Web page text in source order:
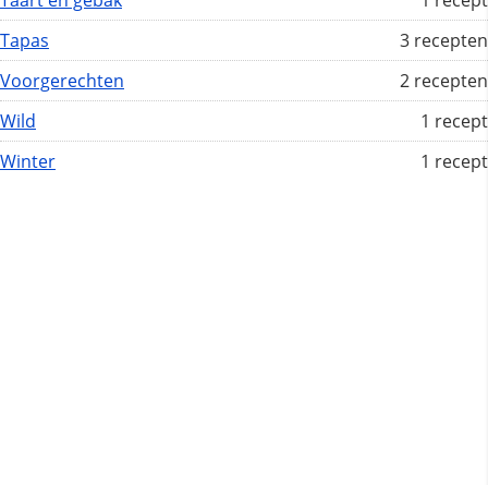
3 recepten
Tapas
2 recepten
Voorgerechten
1 recept
Wild
1 recept
Winter